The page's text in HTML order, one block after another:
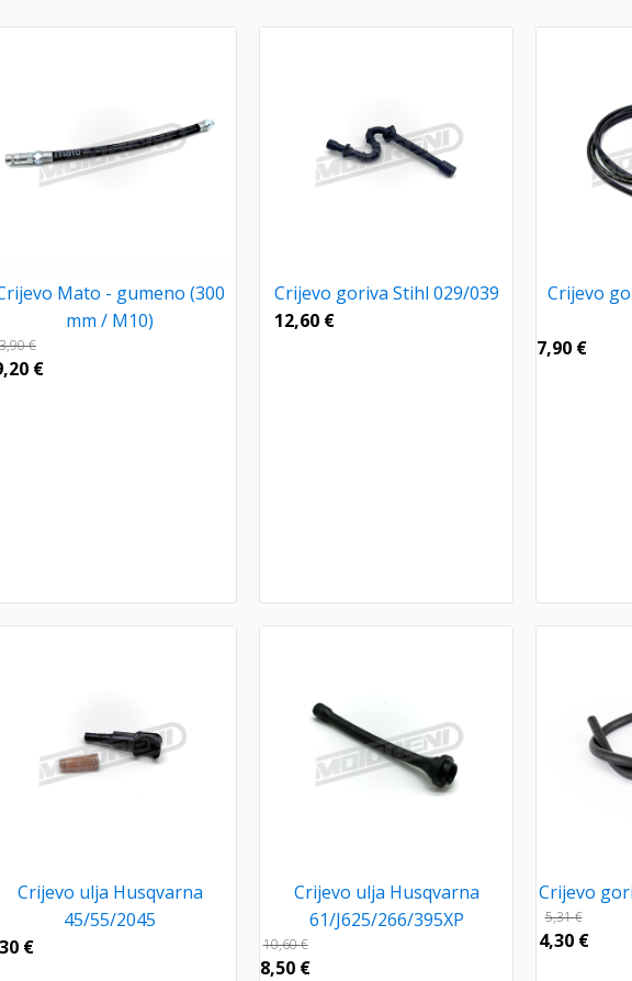
Mato - gumeno (300
mm / M10)
€
€
Crijevo goriva Stihl 029/039
12,60 €
Crijevo
7,90 €
Crijevo ulja Husqvarna
45/55/2045
€
Crijevo ulja Husqvarna
61/J625/266/395XP
10,60€
8,50 €
Crijevo
5,31€
4,30 €